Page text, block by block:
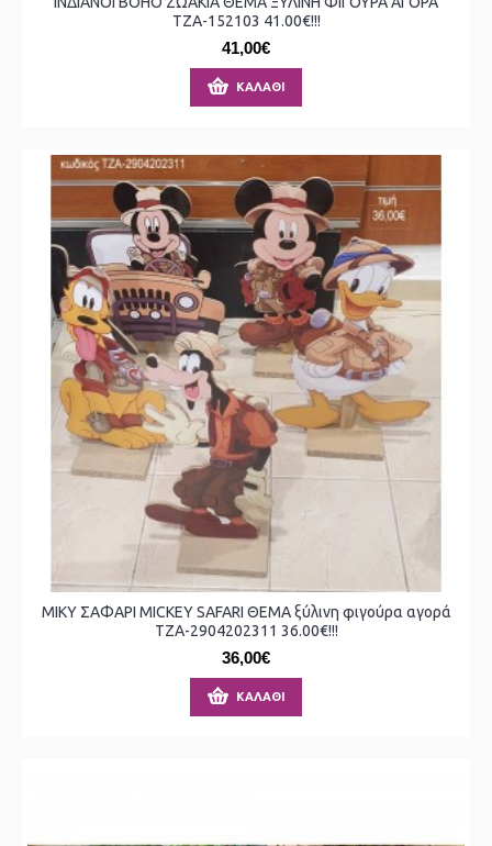
ΤΖΑ-152103 41.00€!!!
41,00€
ΚΑΛΆΘΙ
ΜΙΚΥ ΣΑΦΑΡΙ MICKEY SAFARI ΘΕΜΑ ξύλινη φιγούρα αγορά
ΤΖΑ-2904202311 36.00€!!!
36,00€
ΚΑΛΆΘΙ